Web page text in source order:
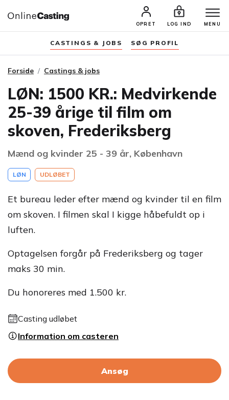
OPRET LOG IND MENU
CASTINGS & JOBS SØG PROFIL
Forside Castings & jobs
LØN: 1500 KR.: Medvirkende
25-39 årige til film om
skoven, Frederiksberg
Mænd og kvinder 25 - 39 år, København
LØN UDLØBET
Et bureau leder efter mænd og kvinder til en film
om skoven. I filmen skal I kigge håbefuldt op i
luften.
Optagelsen forgår på Frederiksberg og tager
maks 30 min.
Du honoreres med 1.500 kr.
Casting udløbet
Information om casteren
Ansøg